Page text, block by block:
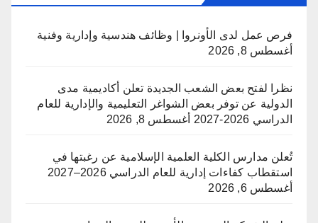
فرص عمل لدى الأونروا | وظائف هندسية وإدارية وفنية
أغسطس 8, 2026
نظرا لفتح بعض الشعب الجديدة تعلن أكاديمية مدى
الدولية عن توفر بعض الشواغر التعليمية والإدارية للعام
الدراسي 2026-2027
أغسطس 8, 2026
تُعلن مدارس الكلية العلمية الإسلامية عن رغبتها في
استقطاب كفاءات إدارية للعام الدراسي 2026–2027
أغسطس 6, 2026